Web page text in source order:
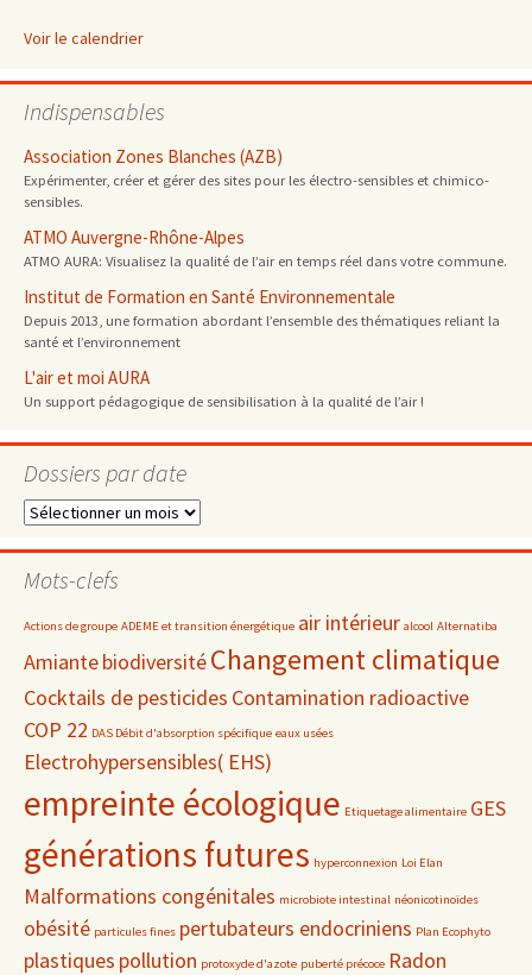
Voir le calendrier
Indispensables
Association Zones Blanches (AZB)
Expérimenter, créer et gérer des sites pour les électro-sensibles et chimico-
sensibles.
ATMO Auvergne-Rhône-Alpes
ATMO AURA: Visualisez la qualité de l’air en temps réel dans votre commune.
Institut de Formation en Santé Environnementale
Depuis 2013, une formation abordant l’ensemble des thématiques reliant la
santé et l’environnement
L'air et moi AURA
Un support pédagogique de sensibilisation à la qualité de l’air !
Dossiers par date
Dossiers
date
Mots-clefs
Actions de groupe ADEME et transition énergétique air intérieur alcool Alternatiba
AmiantebiodiversitéChangement climatique
Cocktails de pesticides Contamination radioactive
COP 22 DAS Débit d'absorption spécifique eaux usées
Electrohypersensibles( EHS)
empreinte écologique Etiquetage alimentaire GES
générations futures hyperconnexion Loi Elan
Malformations congénitales microbiote intestinal néonicotinoïdes
obésité particules fines pertubateurs endocriniens Plan Ecophyto
plastiques pollution protoxyde d'azote puberté précoce Radon